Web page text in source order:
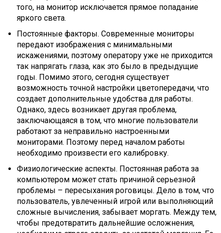
того, на монитор исключается прямое попадание
яркого света.
Постоянные факторы. Современные мониторы
передают изображения с минимальными
искажениями, поэтому оператору уже не приходится
так напрягать глаза, как это было в предыдущие
годы. Помимо этого, сегодня существует
возможность точной настройки цветопередачи, что
создает дополнительные удобства для работы.
Однако, здесь возникает другая проблема,
заключающаяся в том, что многие пользователи
работают за неправильно настроенными
мониторами. Поэтому перед началом работы
необходимо произвести его калибровку.
Физиологические аспекты. Постоянная работа за
компьютером может стать причиной серьезной
проблемы – пересыхания роговицы. Дело в том, что
пользователь, увлеченный игрой или выполняющий
сложные вычисления, забывает моргать. Между тем,
чтобы предотвратить дальнейшие осложнения,